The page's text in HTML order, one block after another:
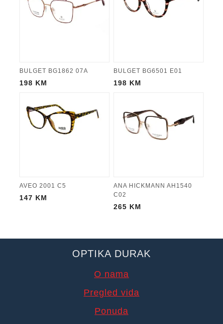
BULGET BG1862 07A
198 KM
BULGET BG6501 E01
198 KM
AVEO 2001 C5
147 KM
ANA HICKMANN AH1540
C02
265 KM
OPTIKA DURAK
O nama
Pregled vida
Ponuda